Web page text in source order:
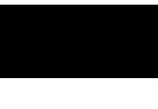
ポイントや高額買取のコツをお知